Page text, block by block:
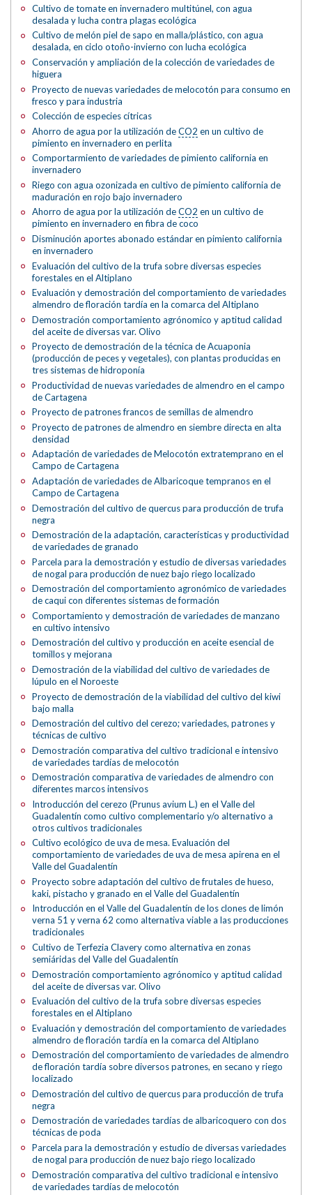
Cultivo de tomate en invernadero multitúnel, con agua
desalada y lucha contra plagas ecológica
Cultivo de melón piel de sapo en malla/plástico, con agua
desalada, en ciclo otoño-invierno con lucha ecológica
Conservación y ampliación de la colección de variedades de
higuera
Proyecto de nuevas variedades de melocotón para consumo en
fresco y para industria
Colección de especies cítricas
Ahorro de agua por la utilización deCO2 en un cultivo de
pimiento en invernadero en perlita
Comportarmiento de variedades de pimiento california en
invernadero
Riego con agua ozonizada en cultivo de pimiento california de
maduración en rojo bajo invernadero
Ahorro de agua por la utilización deCO2 en un cultivo de
pimiento en invernadero en fibra de coco
Disminución aportes abonado estándar en pimiento california
en invernadero
Evaluación del cultivo de la trufa sobre diversas especies
forestales en el Altiplano
Evaluación y demostración del comportamiento de variedades
almendro de floración tardía en la comarca del Altiplano
Demostración comportamiento agrónomico y aptitud calidad
del aceite de diversas var. Olivo
Proyecto de demostración de la técnica de Acuaponia
(producción de peces y vegetales), con plantas producidas en
tres sistemas de hidroponía
Productividad de nuevas variedades de almendro en el campo
de Cartagena
Proyecto de patrones francos de semillas de almendro
Proyecto de patrones de almendro en siembre directa en alta
densidad
Adaptación de variedades de Melocotón extratemprano en el
Campo de Cartagena
Adaptación de variedades de Albaricoque tempranos en el
Campo de Cartagena
Demostración del cultivo de quercus para producción de trufa
negra
Demostración de la adaptación, características y productividad
de variedades de granado
Parcela para la demostración y estudio de diversas variedades
de nogal para producción de nuez bajo riego localizado
Demostración del comportamiento agronómico de variedades
de caqui con diferentes sistemas de formación
Comportamiento y demostración de variedades de manzano
en cultivo intensivo
Demostración del cultivo y producción en aceite esencial de
tomillos y mejorana
Demostración de la viabilidad del cultivo de variedades de
lúpulo en el Noroeste
Proyecto de demostración de la viabilidad del cultivo del kiwi
bajo malla
Demostración del cultivo del cerezo; variedades, patrones y
técnicas de cultivo
Demostración comparativa del cultivo tradicional e intensivo
de variedades tardías de melocotón
Demostración comparativa de variedades de almendro con
diferentes marcos intensivos
Introducción del cerezo (Prunus avium L.) en el Valle del
Guadalentín como cultivo complementario y/o alternativo a
otros cultivos tradicionales
Cultivo ecológico de uva de mesa. Evaluación del
comportamiento de variedades de uva de mesa apirena en el
Valle del Guadalentín
Proyecto sobre adaptación del cultivo de frutales de hueso,
kaki, pistacho y granado en el Valle del Guadalentín
Introducción en el Valle del Guadalentín de los clones de limón
verna 51 y verna 62 como alternativa viable a las producciones
tradicionales
Cultivo de Terfezia Clavery como alternativa en zonas
semiáridas del Valle del Guadalentín
Demostración comportamiento agrónomico y aptitud calidad
del aceite de diversas var. Olivo
Evaluación del cultivo de la trufa sobre diversas especies
forestales en el Altiplano
Evaluación y demostración del comportamiento de variedades
almendro de floración tardía en la comarca del Altiplano
Demostración del comportamiento de variedades de almendro
de floración tardía sobre diversos patrones, en secano y riego
localizado
Demostración del cultivo de quercus para producción de trufa
negra
Demostración de variedades tardías de albaricoquero con dos
técnicas de poda
Parcela para la demostración y estudio de diversas variedades
de nogal para producción de nuez bajo riego localizado
Demostración comparativa del cultivo tradicional e intensivo
de variedades tardías de melocotón